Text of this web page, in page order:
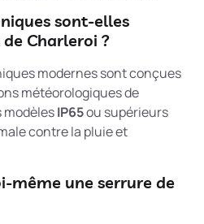
sont-elles
Charleroi ?
modernes sont conçues
météorologiques de
modèlesIP65ou supérieurs
contre la pluie et
même une serrure de